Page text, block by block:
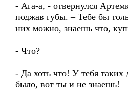
- Ага-а, - отвернулся
поджав губы. – Тебе бы
них можно, знаешь что,
- Что?
- Да хоть что! У тебя таких
было, вот ты и не знаешь!